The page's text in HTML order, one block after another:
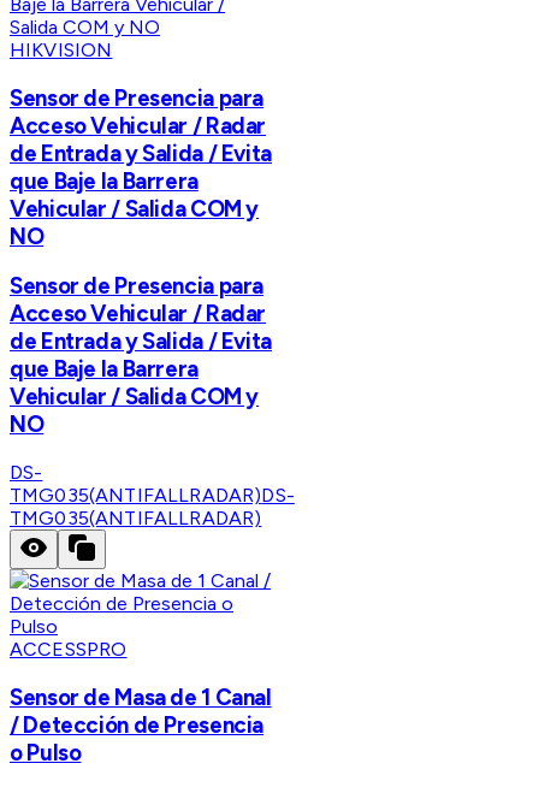
HIKVISION
Sensor de Presencia para
Acceso Vehicular / Radar
de Entrada y Salida / Evita
que Baje la Barrera
Vehicular / Salida COM y
NO
Sensor de Presencia para
Acceso Vehicular / Radar
de Entrada y Salida / Evita
que Baje la Barrera
Vehicular / Salida COM y
NO
DS-
TMG035(ANTIFALLRADAR)DS-
TMG035(ANTIFALLRADAR)
ACCESSPRO
Sensor de Masa de 1 Canal
/ Detección de Presencia
o Pulso